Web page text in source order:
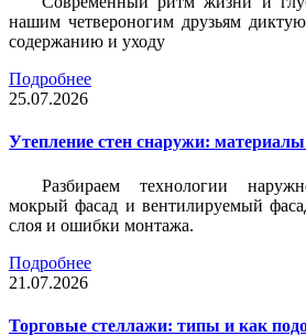
нашим четвероногим друзьям
содержанию и уходу
Подробнее
25.07.2026
Утепление стен снаружи:
Разбираем технологии
мокрый фасад и вентилируемый
слоя и ошибки монтажа.
Подробнее
21.07.2026
Торговые стеллажи: типы и как